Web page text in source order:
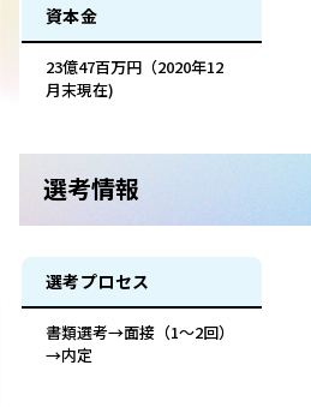
資本金
23億47百万円（2020年12
月末現在)
選考情報
選考プロセス
書類選考→面接（1～2回）
→内定